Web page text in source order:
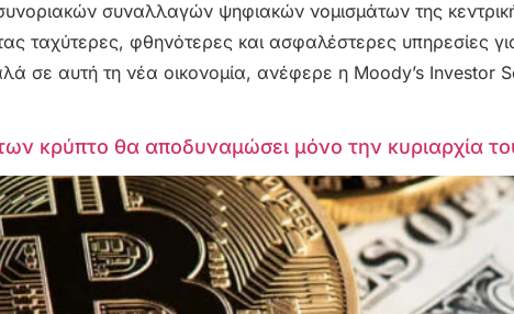
συναλλαγών ψηφιακών νομισμάτων της
ταχύτερες, φθηνότερες και ασφαλέστερες υπηρεσίες
σε αυτή τη νέα οικονομία, ανέφερε η Moody’s Investor
κρύπτο θα αποδυναμώσει μόνο την κυριαρχία